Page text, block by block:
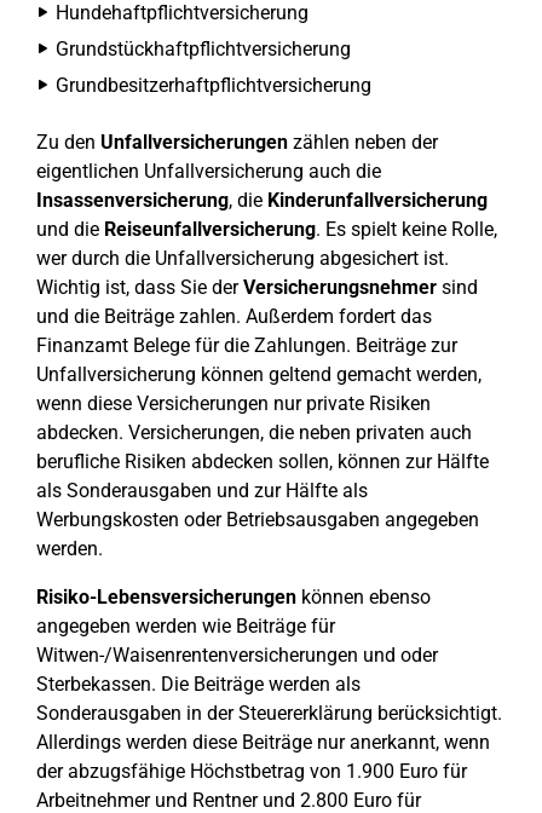
Hundehaftpflichtversicherung
Grundstückhaftpflichtversicherung
Grundbesitzerhaftpflichtversicherung
Zu den Unfallversicherungen zählen neben der
eigentlichen Unfallversicherung auch die
Insassenversicherung, die Kinderunfallversicherung
und die Reiseunfallversicherung. Es spielt keine Rolle,
wer durch die Unfallversicherung abgesichert ist.
Wichtig ist, dass Sie derVersicherungsnehmer sind
und die Beiträge zahlen. Außerdem fordert das
Finanzamt Belege für die Zahlungen. Beiträge zur
Unfallversicherung können geltend gemacht werden,
wenn diese Versicherungen nur private Risiken
abdecken. Versicherungen, die neben privaten auch
berufliche Risiken abdecken sollen, können zur Hälfte
als Sonderausgaben und zur Hälfte als
Werbungskosten oder Betriebsausgaben angegeben
werden.
Risiko-Lebensversicherungen können ebenso
angegeben werden wie Beiträge für
Witwen-/Waisenrentenversicherungen und oder
Sterbekassen. Die Beiträge werden als
Sonderausgaben in der Steuererklärung berücksichtigt.
Allerdings werden diese Beiträge nur anerkannt, wenn
der abzugsfähige Höchstbetrag von 1.900 Euro für
Arbeitnehmer und Rentner und 2.800 Euro für